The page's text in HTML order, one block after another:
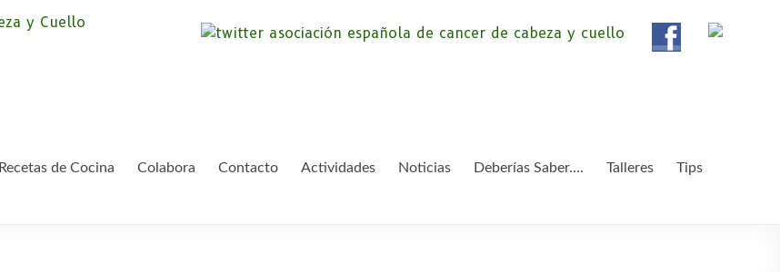
Asociación Española de Pacientes de
Somos la Asociación Española de Pacientes de Cáncer de Cabeza y cuello «APC», una
asociación sin animo de lucro que pretendemos apoyar a pacientes y familiares.
Recetas de Cocina Colabora Contacto Actividades Noticias Deberías Saber…. Talleres Tips